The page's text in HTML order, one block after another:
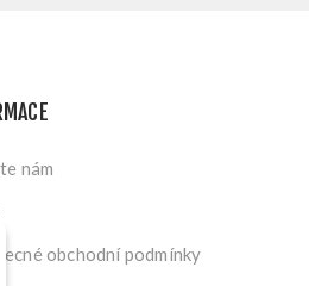
nám
obchodní podmínky